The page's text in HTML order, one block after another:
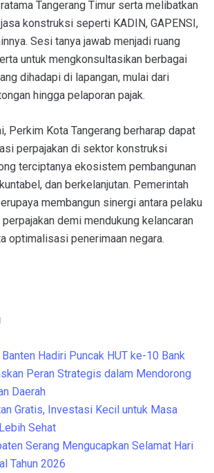
Tangerang Timur serta melibatkan
konstruksi seperti KADIN, GAPENSI,
Sesi tanya jawab menjadi ruang
untuk mengkonsultasikan berbagai
dihadapi di lapangan, mulai dari
hingga pelaporan pajak.
Perkim Kota Tangerang berharap dapat
perpajakan di sektor konstruksi
terciptanya ekosistem pembangunan
dan berkelanjutan. Pemerintah
membangun sinergi antara pelaku
demi mendukung kelancaran
optimalisasi penerimaan negara.
Banten Hadiri Puncak HUT ke-10 Bank
Peran Strategis dalam Mendorong
Daerah
Gratis, Investasi Kecil untuk Masa
Sehat
Serang Mengucapkan Selamat Hari
Tahun 2026